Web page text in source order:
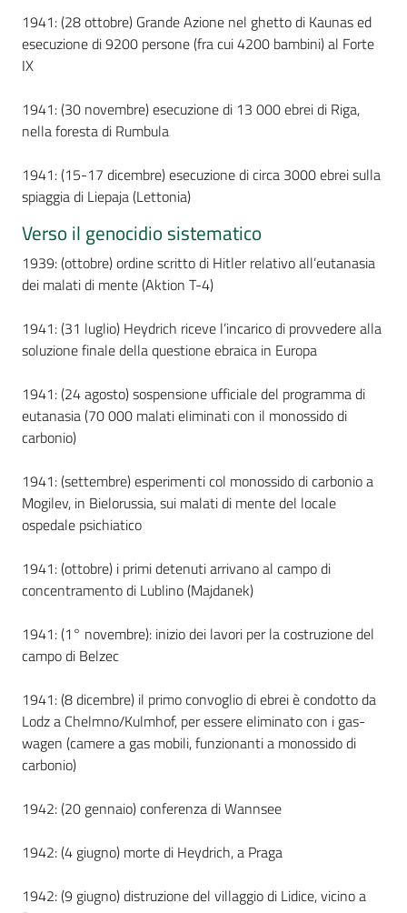
1941: (28 ottobre) Grande Azione nel ghetto di Kaunas ed
esecuzione di 9200 persone (fra cui 4200 bambini) al Forte
IX
1941: (30 novembre) esecuzione di 13 000 ebrei di Riga,
nella foresta di Rumbula
1941: (15-17 dicembre) esecuzione di circa 3000 ebrei sulla
spiaggia di Liepaja (Lettonia)
Verso il genocidio sistematico
1939: (ottobre) ordine scritto di Hitler relativo all’eutanasia
dei malati di mente (Aktion T-4)
1941: (31 luglio) Heydrich riceve l’incarico di provvedere alla
soluzione finale della questione ebraica in Europa
1941: (24 agosto) sospensione ufficiale del programma di
eutanasia (70 000 malati eliminati con il monossido di
carbonio)
1941: (settembre) esperimenti col monossido di carbonio a
Mogilev, in Bielorussia, sui malati di mente del locale
ospedale psichiatico
1941: (ottobre) i primi detenuti arrivano al campo di
concentramento di Lublino (Majdanek)
1941: (1° novembre): inizio dei lavori per la costruzione del
campo di Belzec
1941: (8 dicembre) il primo convoglio di ebrei è condotto da
Lodz a Chelmno/Kulmhof, per essere eliminato con i gas-
wagen (camere a gas mobili, funzionanti a monossido di
carbonio)
1942: (20 gennaio) conferenza di Wannsee
1942: (4 giugno) morte di Heydrich, a Praga
1942: (9 giugno) distruzione del villaggio di Lidice, vicino a